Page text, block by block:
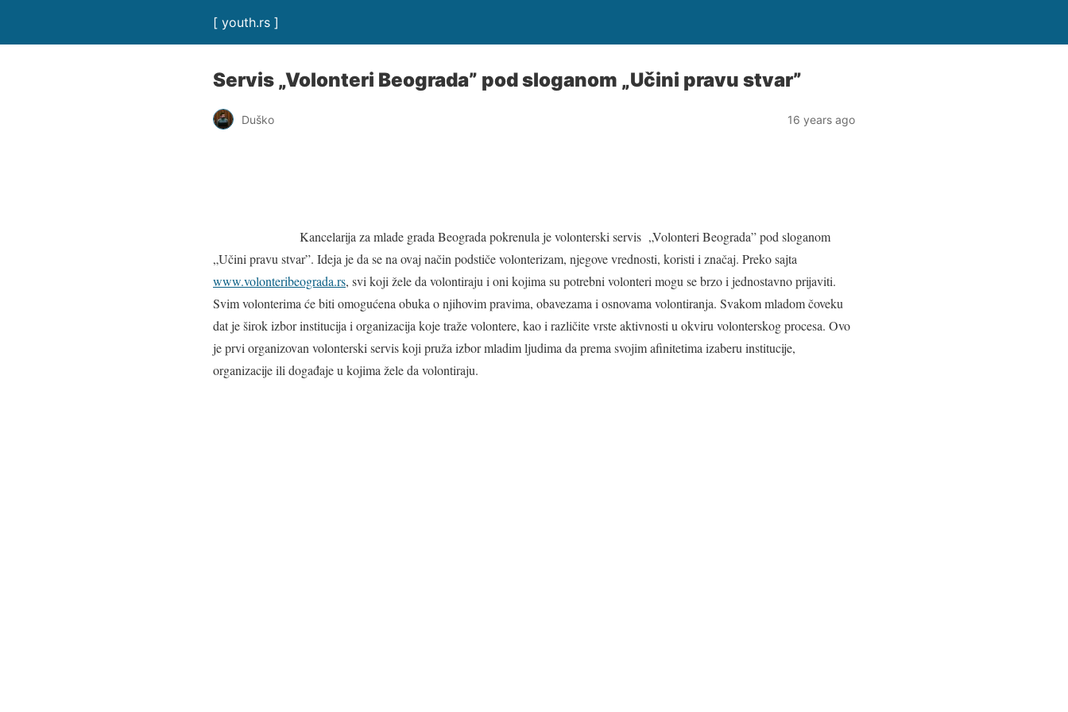
[ youth.rs ]
Servis „Volonteri Beograda” pod sloganom „Učini pravu stvar”
Duško 16 years ago
Kancelarija za mlade grada Beograda pokrenula je volonterski servis „Volonteri Beograda” pod sloganom
„Učini pravu stvar”. Ideja je da se na ovaj način podstiče volonterizam, njegove vrednosti, koristi i značaj. Preko sajta
www.volonteribeograda.rs, svi koji žele da volontiraju i oni kojima su potrebni volonteri mogu se brzo i jednostavno prijaviti.
Svim volonterima će biti omogućena obuka o njihovim pravima, obavezama i osnovama volontiranja. Svakom mladom čoveku
dat je širok izbor institucija i organizacija koje traže volontere, kao i različite vrste aktivnosti u okviru volonterskog procesa. Ovo
je prvi organizovan volonterski servis koji pruža izbor mladim ljudima da prema svojim afinitetima izaberu institucije,
organizacije ili događaje u kojima žele da volontiraju.